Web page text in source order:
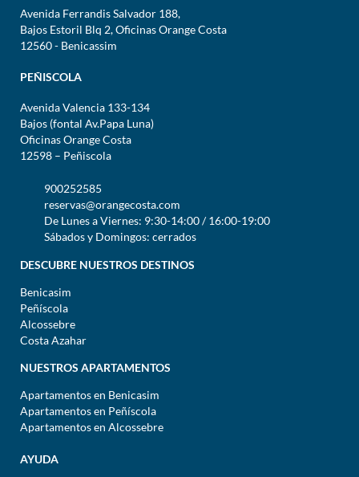
Avenida Ferrandis Salvador 188,
Bajos Estoril Blq 2, Oficinas Orange Costa
12560 - Benicassim
PEÑISCOLA
Avenida Valencia 133-134
Bajos (fontal Av.Papa Luna)
Oficinas Orange Costa
12598 – Peñiscola
900252585
reservas@orangecosta.com
De Lunes a Viernes: 9:30-14:00 / 16:00-19:00
Sábados y Domingos: cerrados
DESCUBRE NUESTROS DESTINOS
Benicasim
Peñíscola
Alcossebre
Costa Azahar
NUESTROS APARTAMENTOS
Apartamentos en Benicasim
Apartamentos en Peñíscola
Apartamentos en Alcossebre
AYUDA